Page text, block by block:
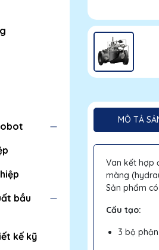
bầu
kế kỹ
MÔ TẢ
Van kết hợp
màng
Sản phẩm
Cấu tạo:
3 bộ